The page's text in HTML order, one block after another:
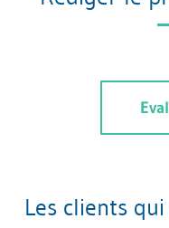
Les clients